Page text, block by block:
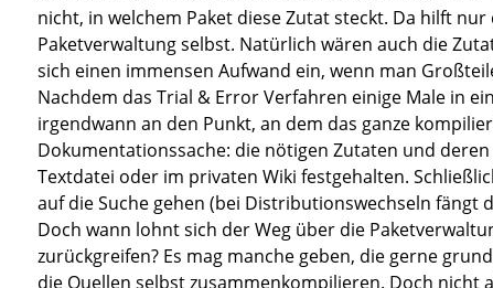
nicht, in welchem Paket diese Zutat steckt. Da hilft
Paketverwaltung selbst. Natürlich wären auch die
sich einen immensen Aufwand ein, wenn man
Nachdem das Trial & Error Verfahren einige Male in
irgendwann an den Punkt, an dem das ganze
Dokumentationssache: die nötigen Zutaten und
Textdatei oder im privaten Wiki festgehalten.
auf die Suche gehen (bei Distributionswechseln fängt
Doch wann lohnt sich der Weg über die
zurückgreifen? Es mag manche geben, die gerne
die Quellen selbst zusammenkompilieren. Doch nicht